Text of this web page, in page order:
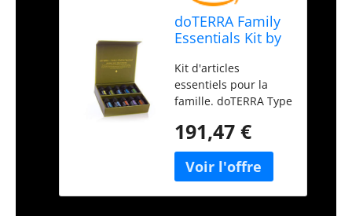
doTERRA Family
Essentials Kit by
Kit d'articles
essentiels pour la
famille. doTERRA Type
essentielle Marque :
doTERRA Taille : 5 ml
(lot de 10)
191,47 €